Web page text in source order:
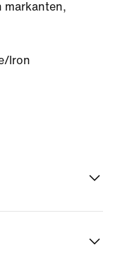
markanten,
Iron